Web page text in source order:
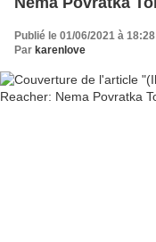
Publié le 01/06/2021 à 18:28
Par karenlove